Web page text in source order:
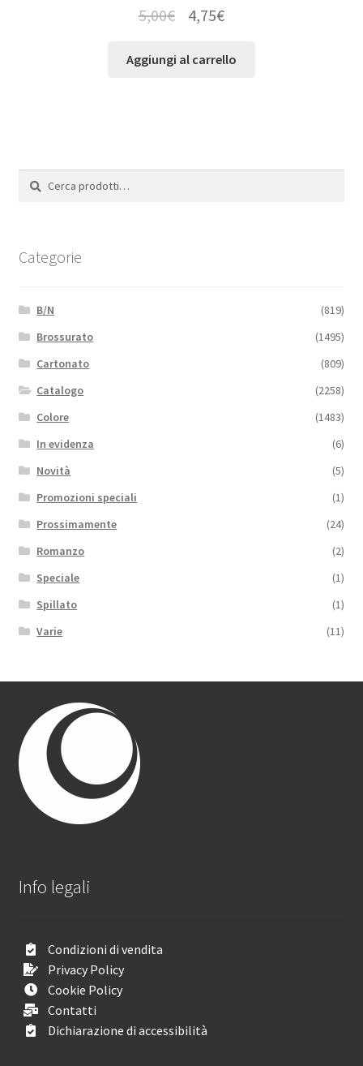
5,00€ 4,75€
Aggiungi al carrello
Cerca:
Cerca
Categorie
B/N
(819)
Brossurato
(1495)
Cartonato
(809)
Catalogo
(2258)
Colore
(1483)
In evidenza
(6)
Novità
(5)
Promozioni speciali
(1)
Prossimamente
(24)
Romanzo
(2)
Speciale
(1)
Spillato
(1)
Varie
(11)
Info legali
Condizioni di vendita
Privacy Policy
Cookie Policy
Contatti
Dichiarazione di accessibilità